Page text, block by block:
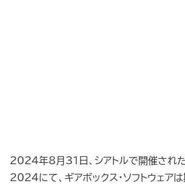
2024年8月31日、シアトルで開催され
2024にて、ギアボックス・ソフトウェア